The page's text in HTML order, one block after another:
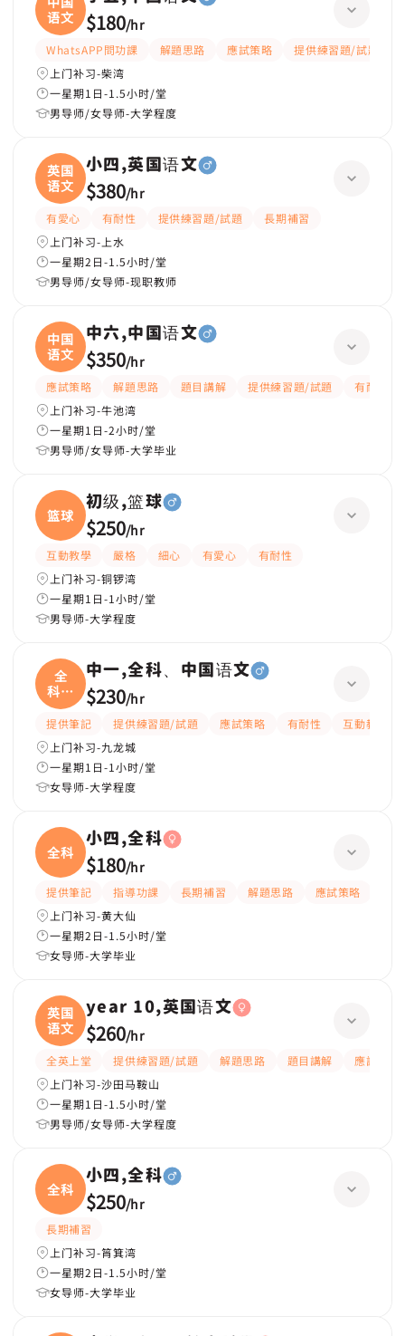
语文
$180/hr
WhatsAPP問功課 解題思路 應試策略 提供練習題/試題
上门补习-柴湾
一星期1日-1.5小时/堂
男导师/女导师-大学程度
英国
语文
小四,英国语文
$380/hr
有愛心 有耐性 提供練習題/試題
長期補習
上门补习-上水
一星期2日-1.5小时/堂
男导师/女导师-现职教师
中国
语文
中六,中国语文
$350/hr
應試策略 解題思路 題目講解 提供練習題/試題
有耐性
上门补习-牛池湾
一星期1日-2小时/堂
男导师/女导师-大学毕业
篮球
初级,篮球
$250/hr
互動教學 嚴格 細心 有愛心
有耐性
上门补习-铜锣湾
一星期1日-1小时/堂
男导师-大学程度
全
科、
中国
中一,全科、中国语文
$230/hr
提供筆記 提供練習題/試題 應試策略 有耐性
互動教學
上门补习-九龙城
一星期1日-1小时/堂
女导师-大学程度
全科
小四,全科
$180/hr
提供筆記 指導功課 長期補習 解題思路 應試策略
上门补习-黄大仙
一星期2日-1.5小时/堂
女导师-大学毕业
英国
语文
year 10,英国语文
$260/hr
全英上堂 提供練習題/試題 解題思路 題目講解
應試策略
上门补习-沙田马鞍山
一星期1日-1.5小时/堂
男导师/女导师-大学程度
全科
小四,全科
$250/hr
長期補習
上门补习-筲箕湾
一星期2日-1.5小时/堂
女导师-大学毕业